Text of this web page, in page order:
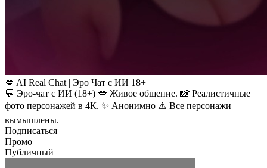
💋 AI Real Chat | Эро Чат с ИИ 18+
💬 Эро-чат с ИИ (18+) 💋 Живое общение. 📸 Реалистичные
фото персонажей в 4К. ✨ Анонимно ⚠️ Все персонажи
вымышлены.
Подписаться
Промо
Публичный